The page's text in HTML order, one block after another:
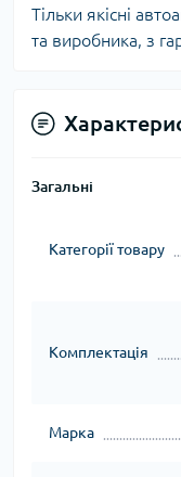
Тільки якісні
та виробника, з
Загальні
Категорії товару
Комплектація
Марка